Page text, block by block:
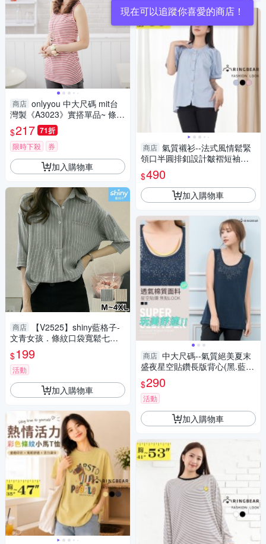
商店 onlyyou 中大尺碼 mit台
灣製《A3023》實搭單品~ 條紋
圓領棉質長版背心現貨 ‧4色(XS
-5L)
$217 71折
限時下殺 券
加入購物車
商店
【V2525】shiny藍格子-
文青女孩．條紋口袋寬鬆七分
袖襯衫上衣
$199
活動
加入購物車
現在可以追蹤你喜愛的商店！
商店 氣質襯衫--法式風情鬆緊
領口半圓排釦設計皺褶短袖上
衣(黑.粉.藍L-4L)-U815眼圈熊
中大尺碼
$490
加入購物車
商店 中大尺碼--氣質絕美夏末
盛夜星空貼鑽長版背心(黑.藍XL
-4L)-U450眼圈熊中大尺碼
$290
活動
加入購物車